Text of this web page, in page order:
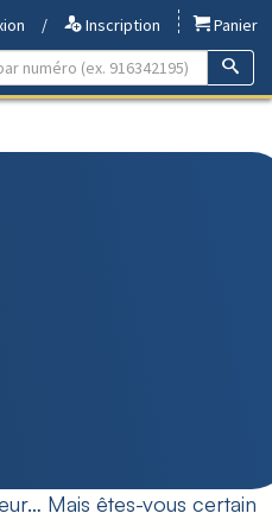
/ Inscription
Panier
Mais êtes-vous certain